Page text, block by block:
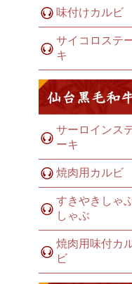
味付けカルビ
サイコロステ
キ
サーロインス
ーキ
焼肉用カルビ
すきやきしゃ
しゃぶ
焼肉用味付カ
ビ